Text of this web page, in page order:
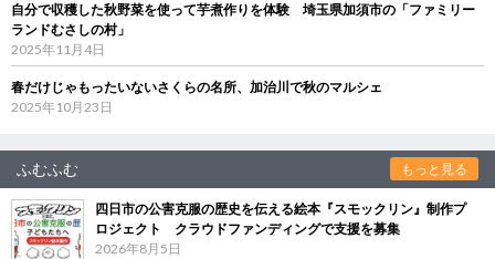
自分で収穫した秋野菜を使って芋煮作りを体験 埼玉県加須市の「ファミリー
ランドむさしの村」
2025年11月4日
春だけじゃもったいないさくらの名所、加治川で秋のマルシェ
2025年10月23日
ふむふむ もっと見る
四日市の公害克服の歴史を伝える絵本『スモックリン』制作プ
ロジェクト クラウドファンディングで支援を募集
2026年8月5日